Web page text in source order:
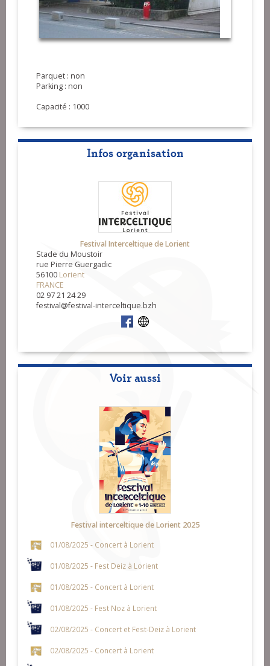
Parquet : non
Parking : non
Capacité : 1000
Infos organisation
Festival Interceltique de Lorient
Stade du Moustoir
rue Pierre Guergadic
56100 Lorient
FRANCE
02 97 21 24 29
festival@festival-interceltique.bzh
Voir aussi
Festival interceltique de Lorient 2025
01/08/2025 - Concert à Lorient
01/08/2025 - Fest Deiz à Lorient
01/08/2025 - Concert à Lorient
01/08/2025 - Fest Noz à Lorient
02/08/2025 - Concert et Fest-Deiz à Lorient
02/08/2025 - Concert à Lorient